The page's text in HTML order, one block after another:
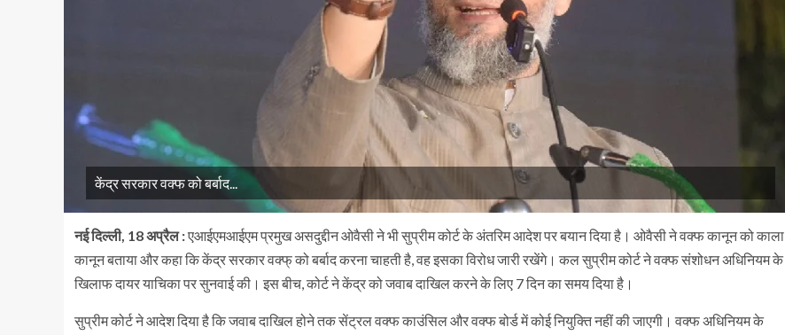
केंद्र सरकार वक्फ को बर्बाद...
नई दिल्ली, 18 अप्रैल :एआईएमआईएम प्रमुख असदुद्दीन ओवैसी ने भी सुप्रीम कोर्ट के अंतरिम आदेश पर बयान दिया है। ओवैसी ने वक्फ कानून को काला
कानून बताया और कहा कि केंद्र सरकार वक्फ् को बर्बाद करना चाहती है, वह इसका विरोध जारी रखेंगे। कल सुप्रीम कोर्ट ने वक्फ संशोधन अधिनियम के
खिलाफ दायर याचिका पर सुनवाई की। इस बीच, कोर्ट ने केंद्र को जवाब दाखिल करने के लिए 7 दिन का समय दिया है।
सुप्रीम कोर्ट ने आदेश दिया है कि जवाब दाखिल होने तक सेंट्रल वक्फ काउंसिल और वक्फ बोर्ड में कोई नियुक्ति नहीं की जाएगी। वक्फ अधिनियम के